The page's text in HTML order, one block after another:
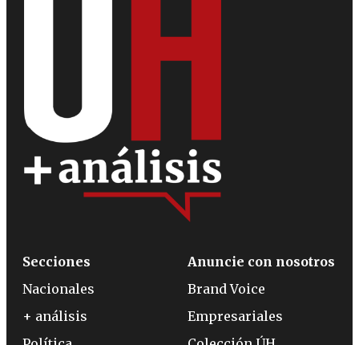
Secciones
Nacionales
+ análisis
Anuncie con nosotros
Brand Voice
Empresariales